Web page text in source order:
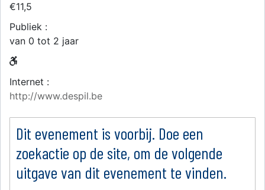
€11,5
Publiek :
van 0 tot 2 jaar
Internet :
http://www.despil.be
Dit evenement is voorbij. Doe een
zoekactie op de site, om de volgende
uitgave van dit evenement te vinden.